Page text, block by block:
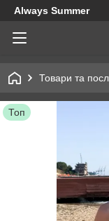
Always Summer
Товари та
Топ